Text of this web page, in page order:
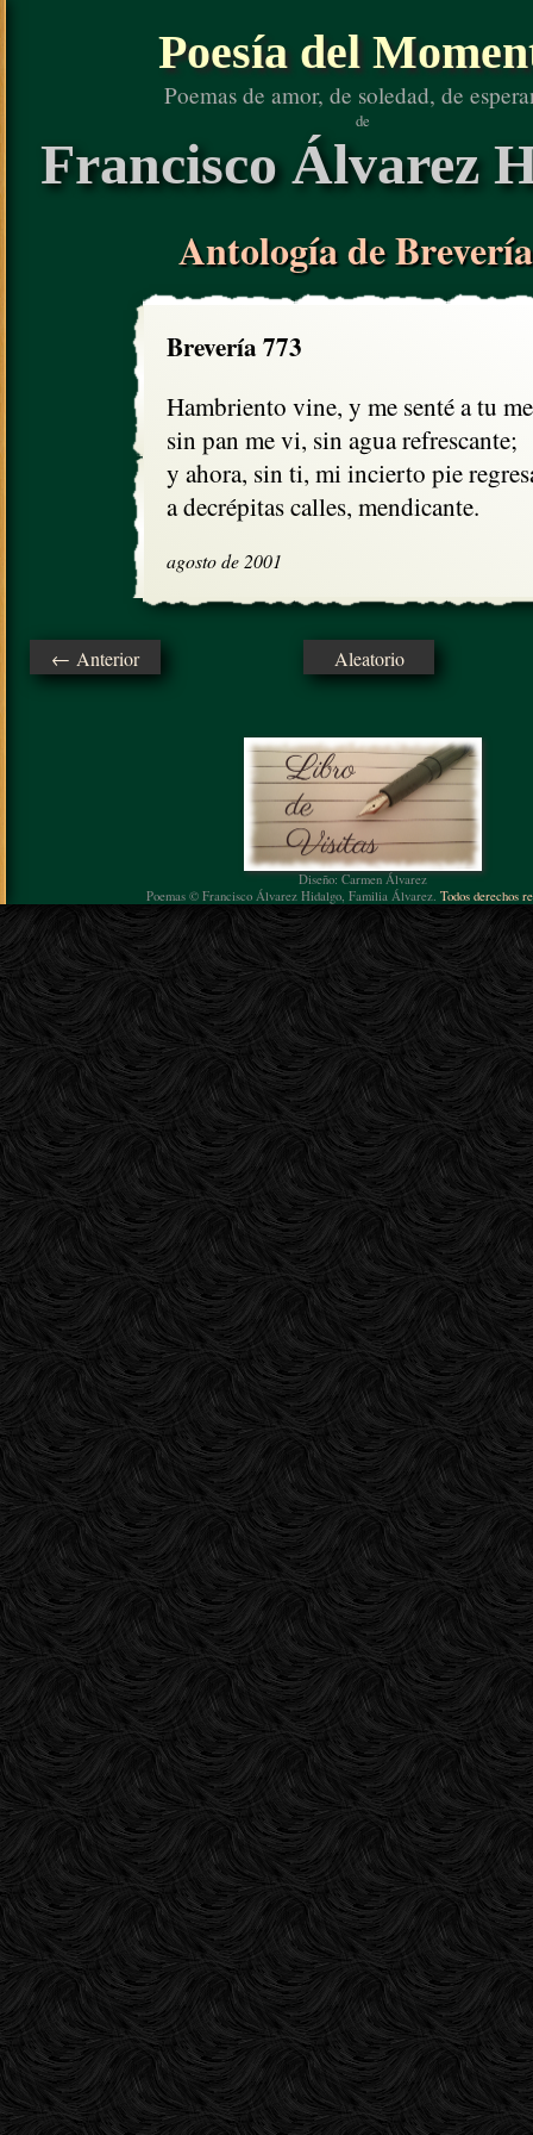
Poesía del
Poemas de amor, de soledad, de
de
Francisco Álvarez
Antología de
Brevería 773
Hambriento vine, y me senté a tu
sin pan me vi, sin agua refrescante;
y ahora, sin ti, mi incierto pie
a decrépitas calles, mendicante.
agosto de 2001
← Anterior Aleatorio
Diseño: Carmen Álvarez
Poemas © Francisco Álvarez Hidalgo, Familia Álvarez. Todos derechos